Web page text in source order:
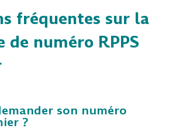
fréquentes sur la
de numéro RPPS
son numéro
?